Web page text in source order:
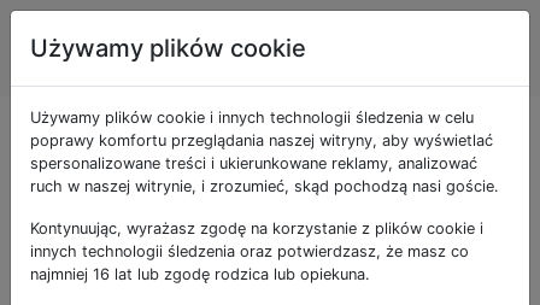
Sztuczna
inteligencja
Pytania otagowane
jako neo-luddism
14
Jak sztuczna inteligencja może
Używamy plików cookie
Używamy plików cookie i innych technologii śledzenia w celu
poprawy komfortu przeglądania naszej witryny, aby wyświetlać
spersonalizowane treści i ukierunkowane reklamy, analizować
ruch w naszej witrynie, i zrozumieć, skąd pochodzą nasi goście.
Kontynuując, wyrażasz zgodę na korzystanie z plików cookie i
innych technologii śledzenia oraz potwierdzasz, że masz co
najmniej 16 lat lub zgodę rodzica lub opiekuna.